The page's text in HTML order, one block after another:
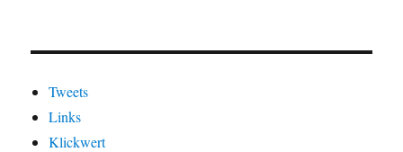
Tweets
Links
Klickwert